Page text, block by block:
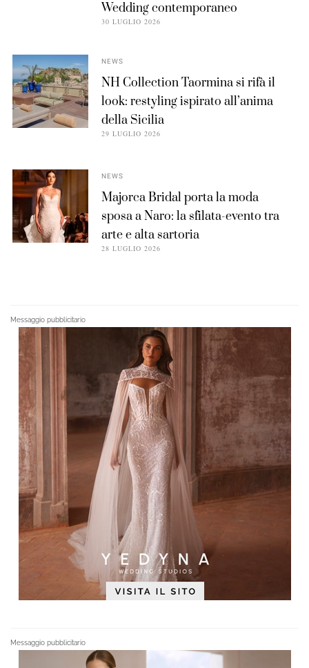
Wedding contemporaneo
30 LUGLIO 2026
NEWS
NH Collection Taormina si rifà il
look: restyling ispirato all’anima
della Sicilia
29 LUGLIO 2026
NEWS
Majorca Bridal porta la moda
sposa a Naro: la sfilata-evento tra
arte e alta sartoria
28 LUGLIO 2026
Messaggio pubblicitario
Messaggio pubblicitario